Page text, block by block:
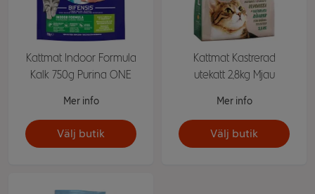
Kattmat Indoor Formula
Kalk 750g Purina ONE
Mer info
Välj butik
Kattmat Kastrerad
utekatt 2,8kg Mjau
Mer info
Välj butik